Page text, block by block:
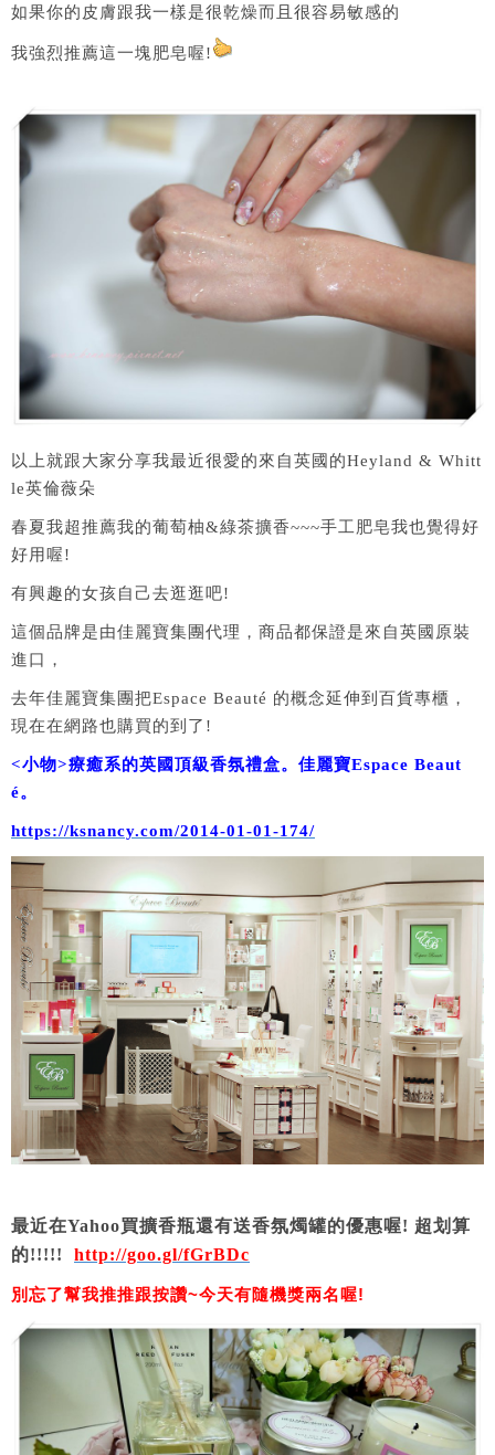
如果你的皮膚跟我一樣是很乾燥而且很容易敏感的
我強烈推薦這一塊肥皂喔!
以上就跟大家分享我最近很愛的來自英國的Heyland & Whitt
le英倫薇朵
春夏我超推薦我的葡萄柚&綠茶擴香~~~手工肥皂我也覺得好
好用喔!
有興趣的女孩自己去逛逛吧!
這個品牌是由佳麗寶集團代理，商品都保證是來自英國原裝
進口，
去年佳麗寶集團把Espace Beauté 的概念延伸到百貨專櫃，
現在在網路也購買的到了!
<小物>療癒系的英國頂級香氛禮盒。佳麗寶Espace Beaut
é。
https://ksnancy.com/2014-01-01-174/
最近在Yahoo買擴香瓶還有送香氛燭罐的優惠喔! 超划算
的!!!!! http://goo.gl/fGrBDc
別忘了幫我推推跟按讚~今天有隨機獎兩名喔!